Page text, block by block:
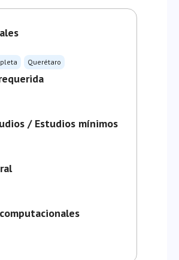
Querétaro
/ Estudios mínimos